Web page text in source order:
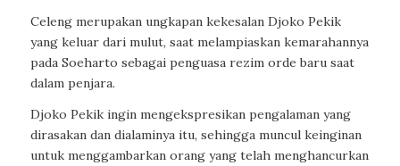
Celeng merupakan ungkapan kekesalan Djoko Pekik
yang keluar dari mulut, saat melampiaskan kemarahannya
pada Soeharto sebagai penguasa rezim orde baru saat
dalam penjara.
Djoko Pekik ingin mengekspresikan pengalaman yang
dirasakan dan dialaminya itu, sehingga muncul keinginan
untuk menggambarkan orang yang telah menghancurkan